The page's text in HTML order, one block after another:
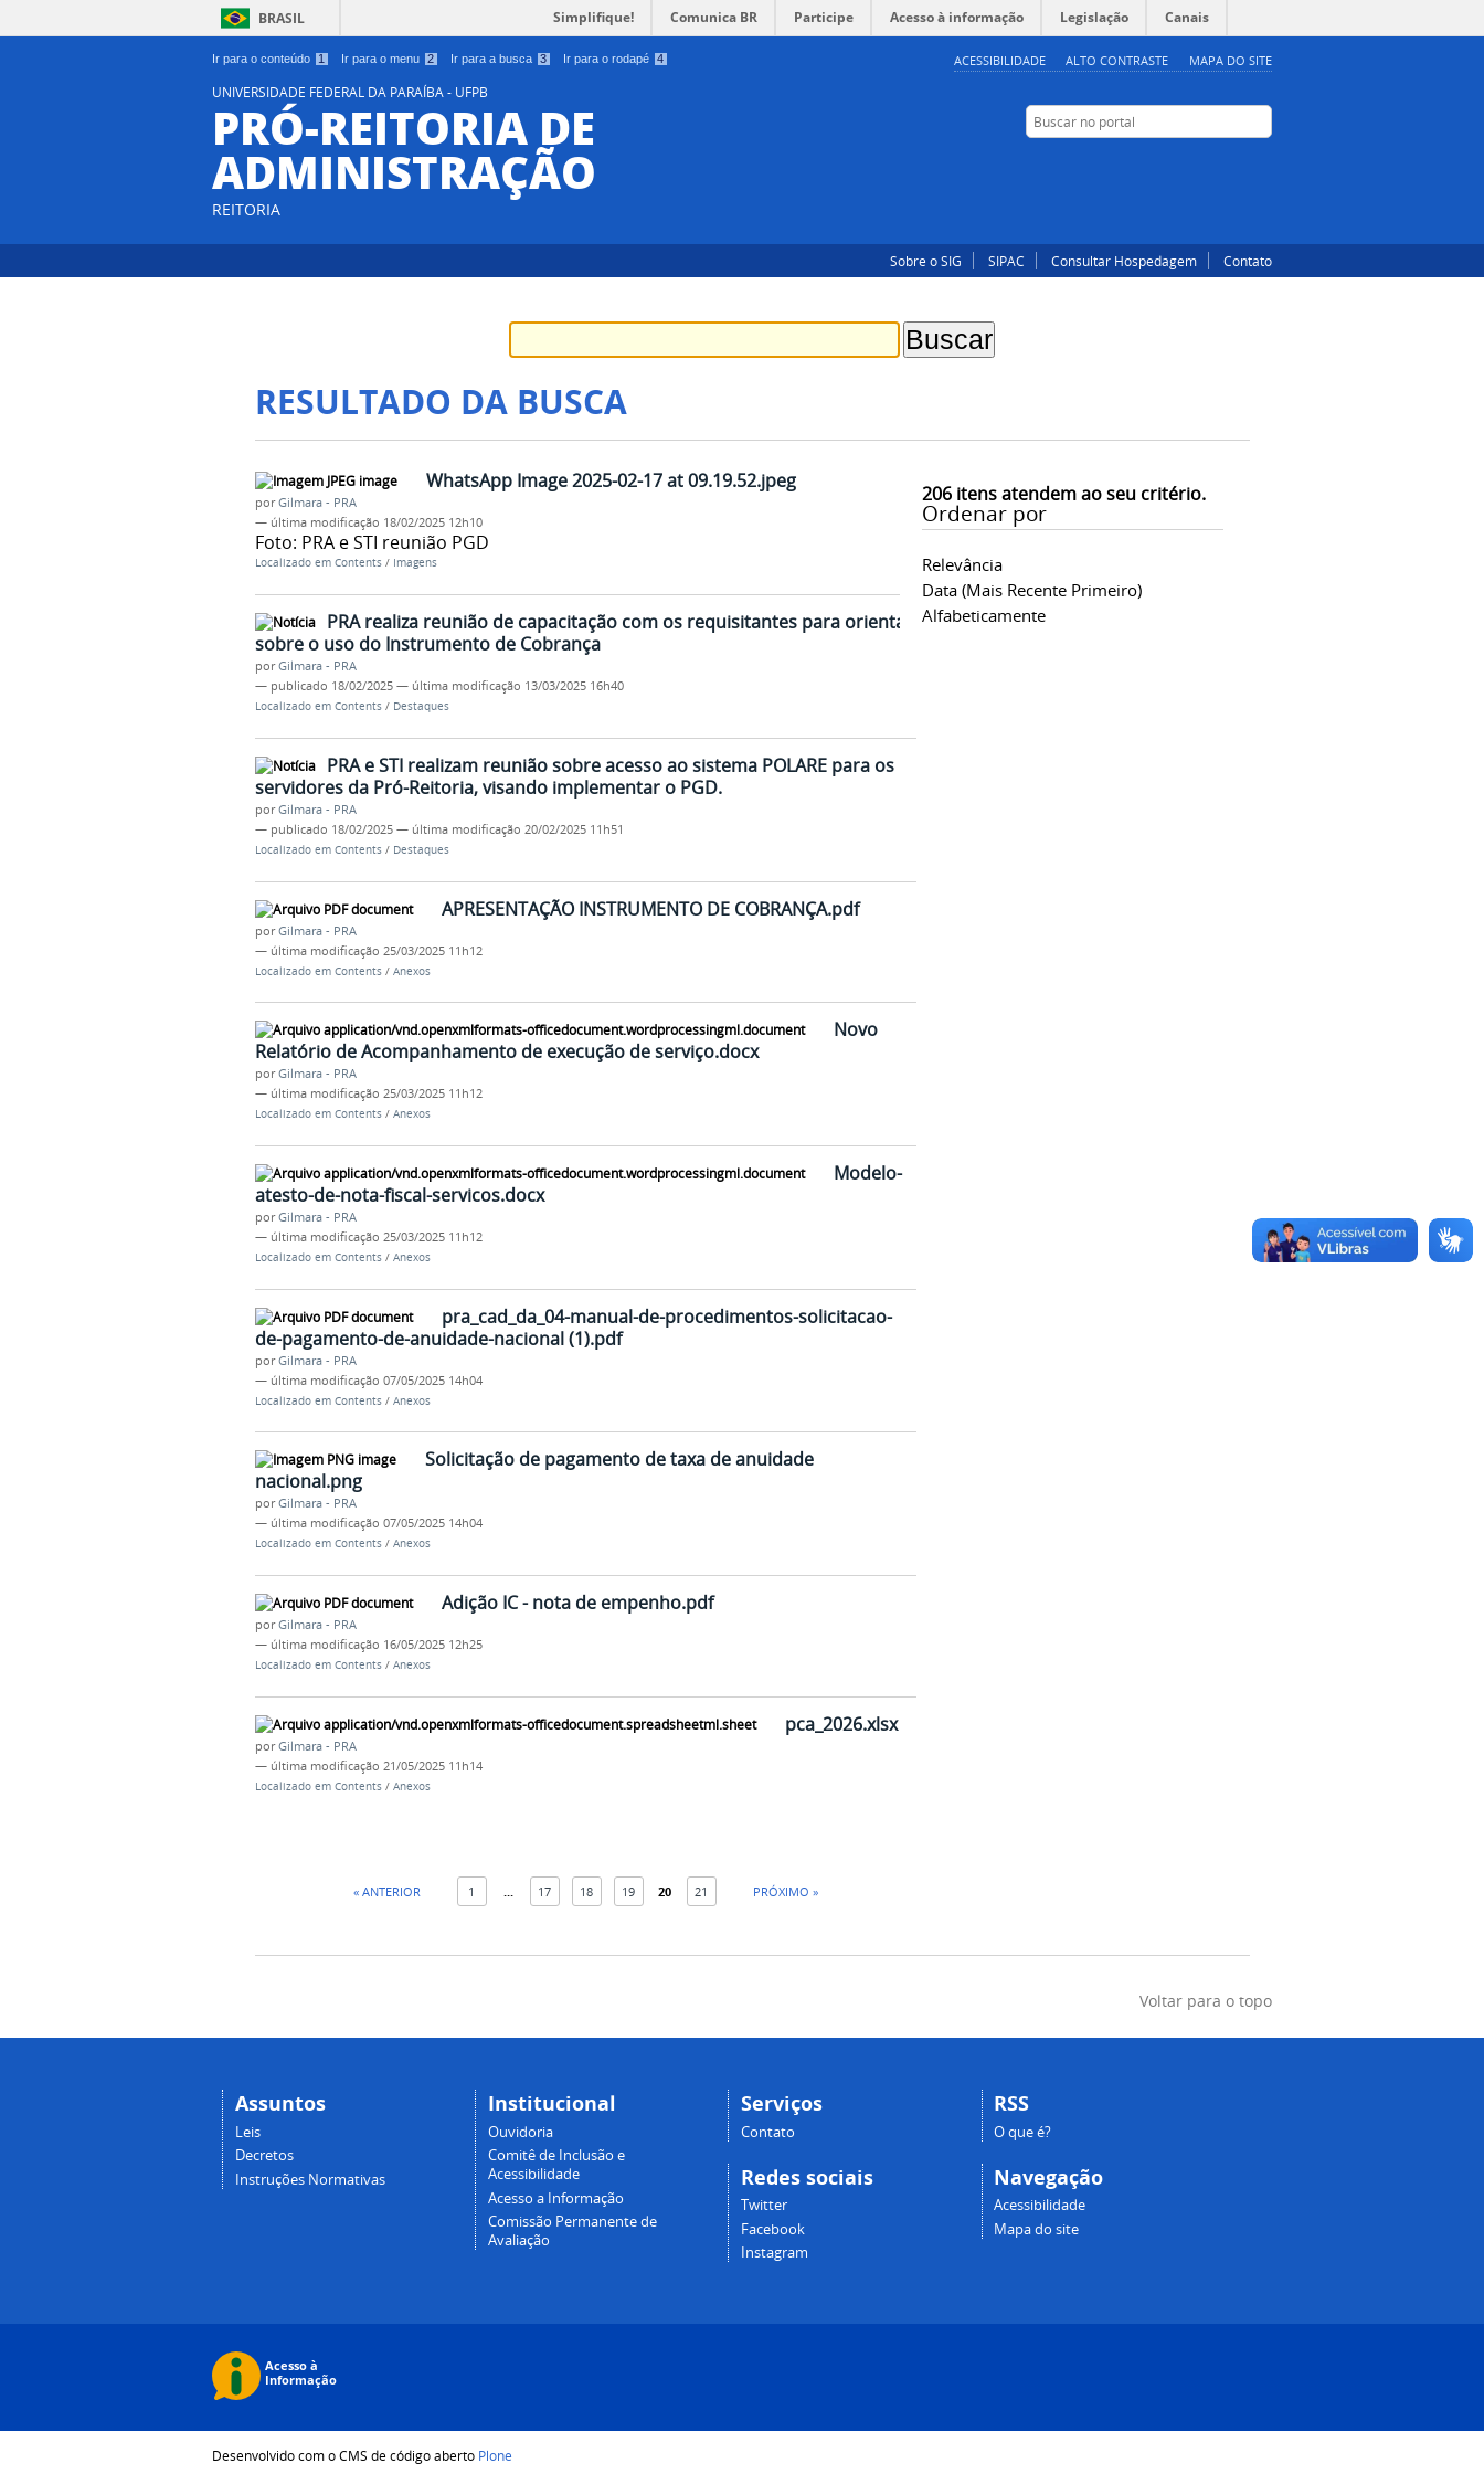
Ir para o conteúdo 1 Ir para o menu 2 Ir para a busca 3 Ir para o rodapé 4 ACESSIBILIDADE ALTO CONTRASTE MAPA DO SITE
BRASIL Simplifique! Comunica BR Participe Acesso à informação Legislação Canais
UNIVERSIDADE FEDERAL DA PARAÍBA - UFPB
PRÓ-REITORIA DE
ADMINISTRAÇÃO
REITORIA
Buscar no portal
Sobre o SIG SIPAC Consultar Hospedagem Contato
RESULTADO DA BUSCA
206itens atendem ao seu critério.
Ordenar por
Relevância
Data (mais Recente Primeiro)
Alfabeticamente
WhatsApp Image 2025-02-17 at 09.19.52.jpeg
porGilmara - PRA
— última modificação 18/02/2025 12h10
Foto: PRA e STI reunião PGD
Localizado em Contents / Imagens
PRA realiza reunião de capacitação com os requisitantes para orientar
sobre o uso do Instrumento de Cobrança
porGilmara - PRA
— publicado 18/02/2025 — última modificação 13/03/2025 16h40
Localizado em Contents / Destaques
PRA e STI realizam reunião sobre acesso ao sistema POLARE para os
servidores da Pró-Reitoria, visando implementar o PGD.
porGilmara - PRA
— publicado 18/02/2025 — última modificação 20/02/2025 11h51
Localizado em Contents / Destaques
APRESENTAÇÃO INSTRUMENTO DE COBRANÇA.pdf
porGilmara - PRA
— última modificação 25/03/2025 11h12
Localizado em Contents / Anexos
Novo
Relatório de Acompanhamento de execução de serviço.docx
porGilmara - PRA
— última modificação 25/03/2025 11h12
Localizado em Contents / Anexos
Modelo-
atesto-de-nota-fiscal-servicos.docx
porGilmara - PRA
— última modificação 25/03/2025 11h12
Localizado em Contents / Anexos
pra_cad_da_04-manual-de-procedimentos-solicitacao-
de-pagamento-de-anuidade-nacional (1).pdf
porGilmara - PRA
— última modificação 07/05/2025 14h04
Localizado em Contents / Anexos
Solicitação de pagamento de taxa de anuidade
nacional.png
porGilmara - PRA
— última modificação 07/05/2025 14h04
Localizado em Contents / Anexos
Adição IC - nota de empenho.pdf
porGilmara - PRA
— última modificação 16/05/2025 12h25
Localizado em Contents / Anexos
pca_2026.xlsx
porGilmara - PRA
— última modificação 21/05/2025 11h14
Localizado em Contents / Anexos
« ANTERIOR 1 17 18 19 20 21 PRÓXIMO »
Voltar para o topo
Assuntos
Leis
Decretos
Instruções Normativas
Institucional
Ouvidoria
Comitê de Inclusão e
Acessibilidade
Acesso a Informação
Comissão Permanente de
Avaliação
Serviços
Contato
Redes sociais
Twitter
Facebook
Instagram
RSS
O que é?
Navegação
Acessibilidade
Mapa do site
Desenvolvido com o CMS de código aberto Plone